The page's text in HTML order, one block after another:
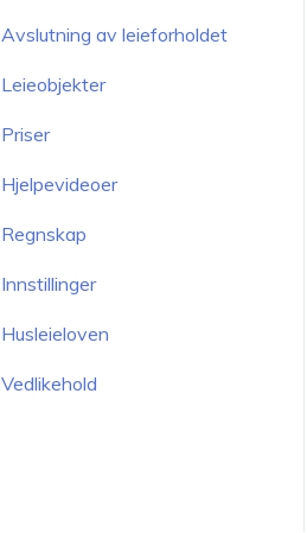
Avslutning av leieforholdet
Leieobjekter
Priser
Hjelpevideoer
Regnskap
Innstillinger
Husleieloven
Vedlikehold